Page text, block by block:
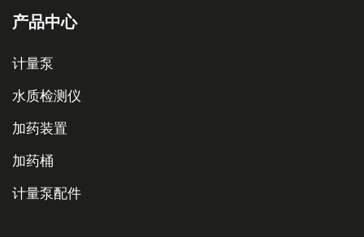
产品中心
计量泵
水质检测仪
加药装置
加药桶
计量泵配件